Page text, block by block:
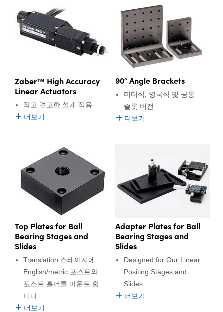
Zaber™ High Accuracy
Linear Actuators
작고 견고한 설계 적용
더보기
90° Angle Brackets
미터식, 영국식 및 공통
슬롯 버전
더보기
Top Plates for Ball
Bearing Stages and
Slides
Translation 스테이지에
English/metric 포스트와
포스트 홀더를 마운트 합
니다.
더보기
Adapter Plates for Ball
Bearing Stages and
Slides
Designed for Our Linear
Positing Stages and
Slides
더보기